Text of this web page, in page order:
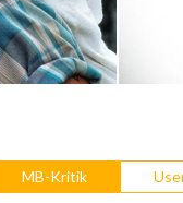
MB-Kritik